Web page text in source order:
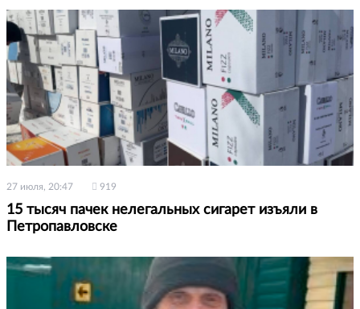
27 июля, 20:47 919
15 тысяч пачек нелегальных сигарет изъяли в
Петропавловске